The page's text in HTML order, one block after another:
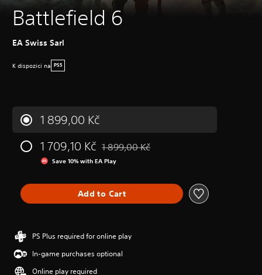
Battlefield 6
EA Swiss Sarl
K dispozici na PS5
1 899,00 Kč
1 709,10 Kč Discounted from original price of 1
1 899,00 Kč
Save 10% with EA Play
Add to Cart
PS Plus required for online play
In-game purchases optional
Online play required